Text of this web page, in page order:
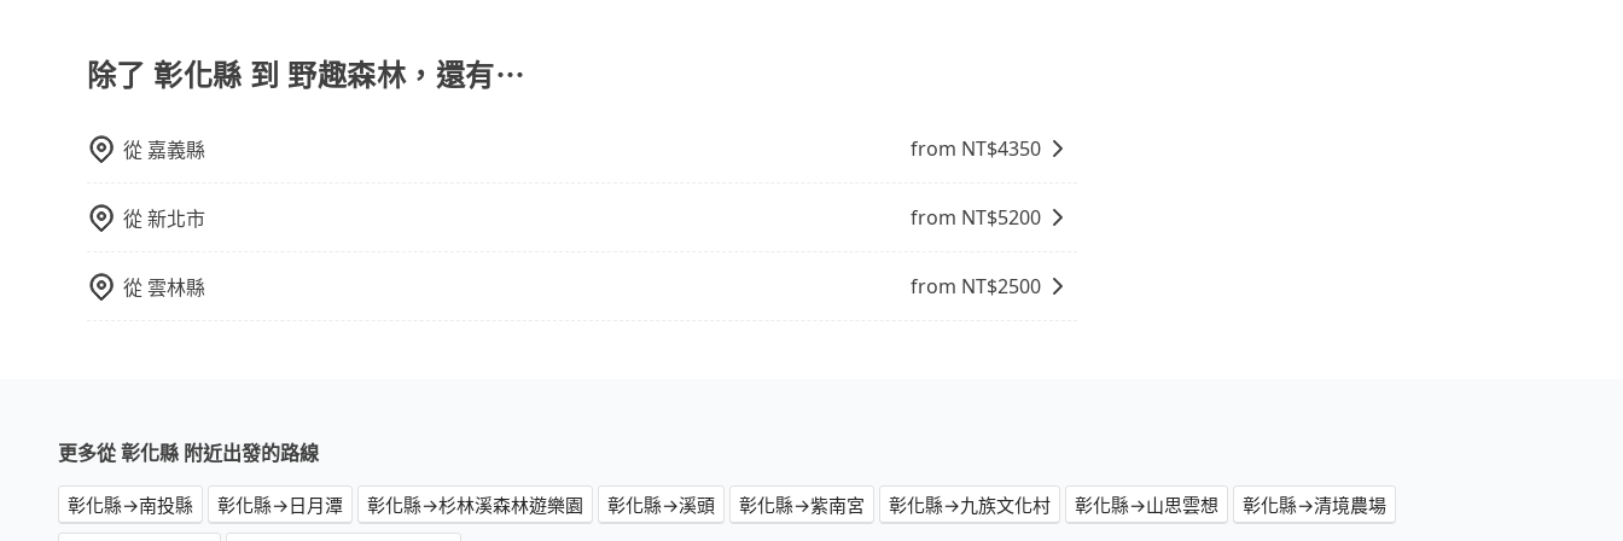
除了 彰化縣 到 野趣森林，還有⋯
從 嘉義縣 from NT$4350
從新北市 from NT$5200
從雲林縣 from NT$2500
更多從 彰化縣 附近出發的路線
彰化縣→南投縣 彰化縣→日月潭 彰化縣→杉林溪森林遊樂園 彰化縣→溪頭 彰化縣→紫南宮 彰化縣→九族文化村 彰化縣→山思雲想
彰化縣→清境農場